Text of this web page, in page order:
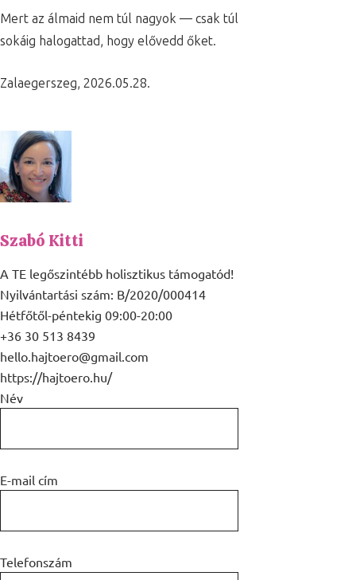
Mert az álmaid nem túl nagyok — csak túl
sokáig halogattad, hogy elővedd őket.
Zalaegerszeg, 2026.05.28.
Szabó Kitti
A TE legőszintébb holisztikus támogatód!
Nyilvántartási szám: B/2020/000414
Hétfőtől-péntekig 09:00-20:00
+36 30 513 8439
hello.hajtoero@gmail.com
https://hajtoero.hu/
Név
E-mail cím
Telefonszám